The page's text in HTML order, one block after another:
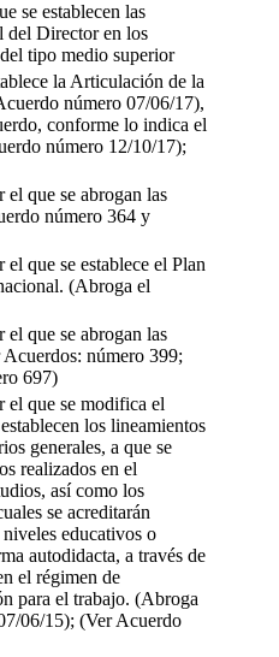
se establecen las
del Director en los
tipo medio superior
la Articulación de la
número 07/06/17),
conforme lo indica el
número 12/10/17);
que se abrogan las
número 364 y
que se establece el Plan
(Abroga el
que se abrogan las
número 399;
697)
que se modifica el
los lineamientos
generales, a que se
realizados en el
así como los
se acreditarán
educativos o
autodidacta, a través de
el régimen de
para el trabajo. (Abroga
06/15); (Ver Acuerdo